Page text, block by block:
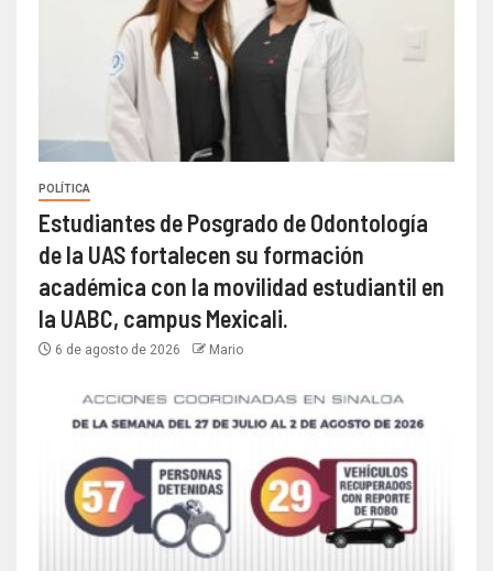
POLÍTICA
Estudiantes de Posgrado de Odontología
de la UAS fortalecen su formación
académica con la movilidad estudiantil en
la UABC, campus Mexicali.
6 de agosto de 2026 Mario